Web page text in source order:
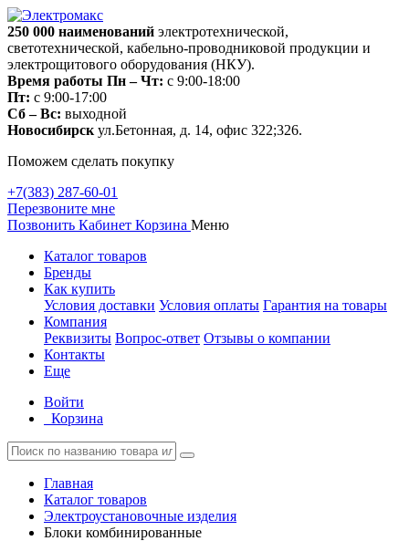
250 000 наименований электротехнической,
светотехнической, кабельно-проводниковой продукции и
электрощитового оборудования (НКУ).
Время работы Пн – Чт: с 9:00-18:00
Пт: с 9:00-17:00
Сб – Вс: выходной
Новосибирск ул.Бетонная, д. 14, офис 322;326.
Поможем сделать покупку
+7(383) 287-60-01
Перезвоните мне
Позвонить Кабинет Корзина Меню
Каталог товаров
Бренды
Как купить
Условия доставки Условия оплаты Гарантия на товары
Компания
Реквизиты Вопрос-ответ Отзывы о компании
Контакты
Еще
Войти
Корзина
Главная
Каталог товаров
Электроустановочные изделия
Блоки комбинированные